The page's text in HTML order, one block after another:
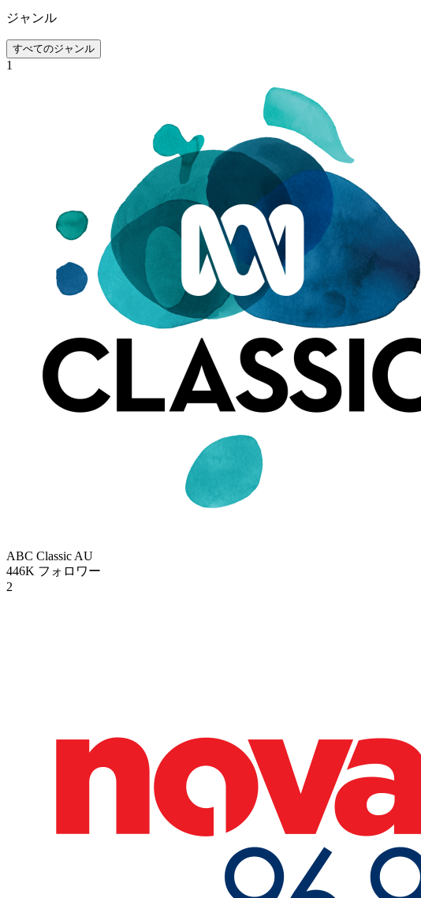
ジャンル
すべてのジャンル
1
ABC Classic AU
446K フォロワー
2